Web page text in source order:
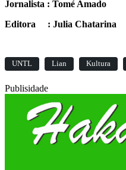
Jornalista : Tomé Amado
Editora : Julia Chatarina
UNTL Lian Kultura
Publisidade